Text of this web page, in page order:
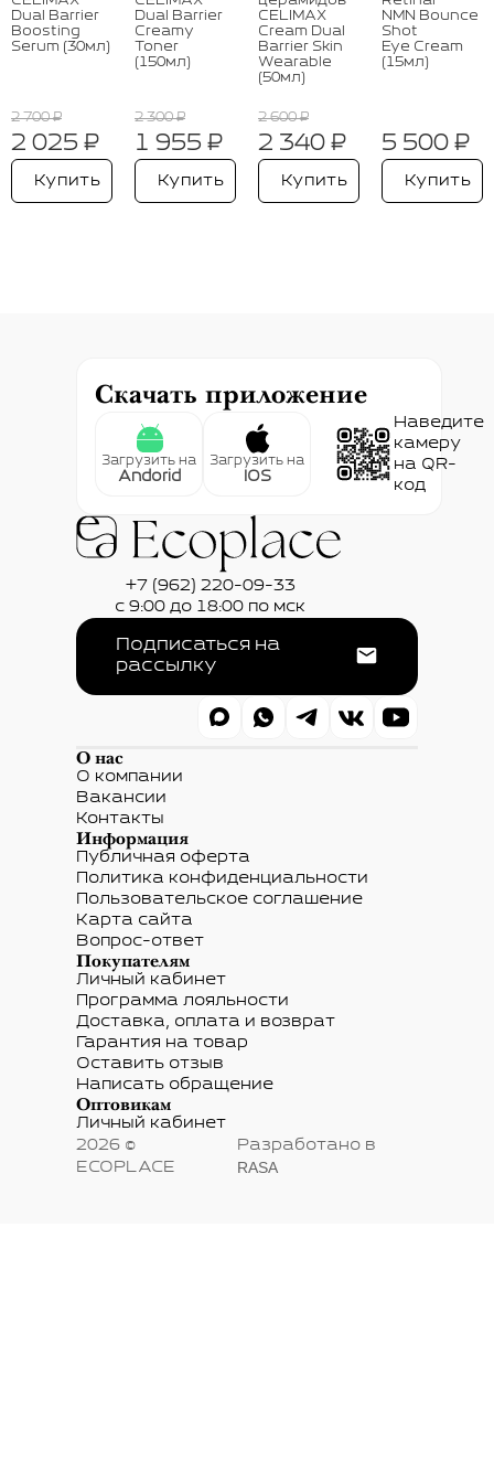
Dual Barrier
Boosting
Serum (30мл)
2 700 ₽
2 025 ₽
Купить
Dual Barrier
Creamy
Toner
(150мл)
2 300 ₽
1 955 ₽
Купить
CELIMAX
Cream Dual
Barrier Skin
Wearable
(50мл)
2 600 ₽
2 340 ₽
Купить
NMN Bounce
Shot
Eye Cream
(15мл)
5 500 ₽
Купить
Скачать приложение
Загрузить на
Andorid
Загрузить на
IOS
Наведите
камеру
на QR-
код
+7 (962) 220-09-33
с 9:00 до 18:00 по мск
Подписаться на
рассылку
О нас
О компании
Вакансии
Контакты
Информация
Публичная оферта
Политика конфиденциальности
Пользовательское соглашение
Карта сайта
Вопрос-ответ
Покупателям
Личный кабинет
Программа лояльности
Доставка, оплата и возврат
Гарантия на товар
Оставить отзыв
Написать обращение
Оптовикам
Личный кабинет
2026 ©
ECOPLACE
Разработано в
RASA